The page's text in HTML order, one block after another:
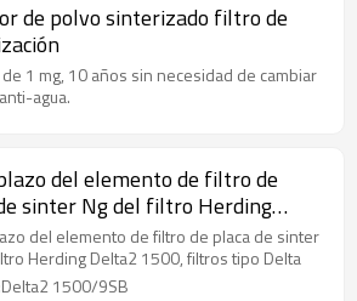
de polvo sinterizado filtro de
1 mg, 10 años sin necesidad de cambiar
agua.
del elemento de filtro de
sinter Ng del filtro Herding
1500, filtros tipo Delta
del elemento de filtro de placa de sinter
Herding Delta2 1500, filtros tipo Delta
1500/9SB